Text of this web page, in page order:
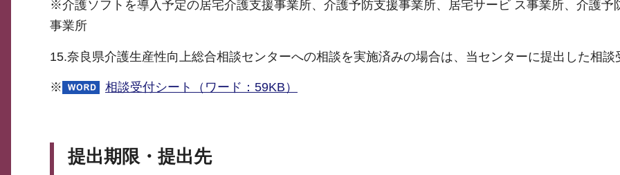
※介護ソフトを導入予定の居宅介護支援事業所、介護予防支援事業所、居宅サービ ス事業所、介護予
事業所
15.奈良県介護生産性向上総合相談センターへの相談を実施済みの場合は、当センターに提出した相談
※ 相談受付シート（ワード：59KB）
提出期限・提出先